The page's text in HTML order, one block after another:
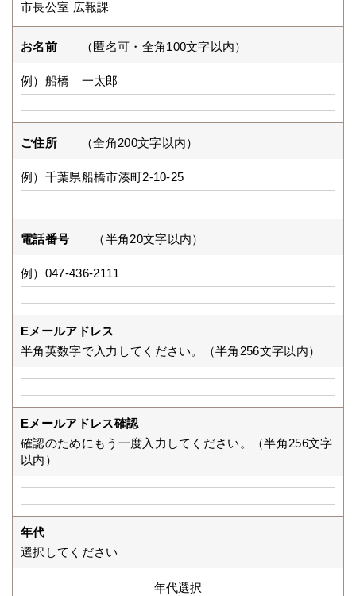
市長公室 広報課
お名前 （匿名可・全角100文字以内）
例）船橋 一太郎
ご住所 （全角200文字以内）
例）千葉県船橋市湊町2-10-25
電話番号 （半角20文字以内）
例）047-436-2111
Eメールアドレス
半角英数字で入力してください。（半角256文字以内）
Eメールアドレス確認
確認のためにもう一度入力してください。（半角256文字
以内）
年代
選択してください